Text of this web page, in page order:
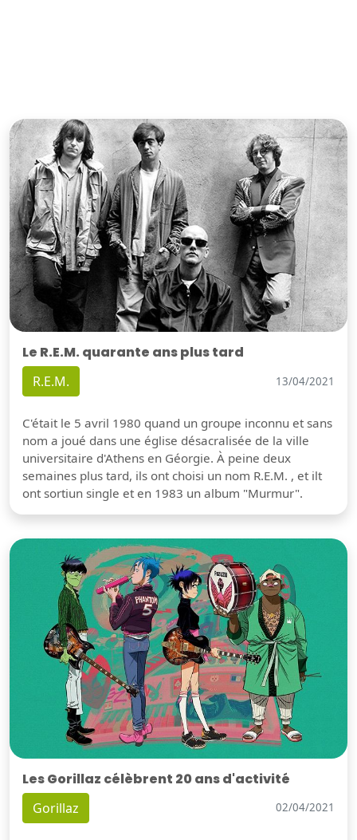
Le R.E.M. quarante ans plus tard
R.E.M. 13/04/2021
C'était le 5 avril 1980 quand un groupe inconnu et sans
nom a joué dans une église désacralisée de la ville
universitaire d'Athens en Géorgie. À peine deux
semaines plus tard, ils ont choisi un nom R.E.M. , et ilt
ont sortiun single et en 1983 un album "Murmur".
Les Gorillaz célèbrent 20 ans d'activité
Gorillaz 02/04/2021